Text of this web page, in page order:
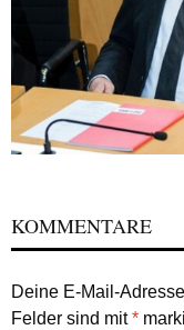
KOMMENTARE
Deine E-Mail-
Felder sind mit*